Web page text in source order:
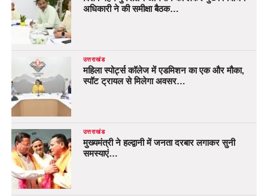
अधिकारी ने की समीक्षा बैठक…
उत्तराखंड
महिला स्पोर्ट्स कॉलेज में एडमिशन का एक और मौका,
स्पॉट ट्रायल से मिलेगा अवसर…
उत्तराखंड
मुख्यमंत्री ने हल्द्वानी में जनता दरबार लगाकर सुनी
समस्याएं…